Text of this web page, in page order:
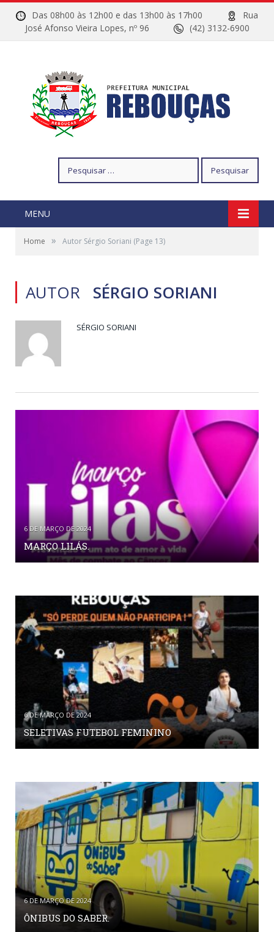
Das 08h00 às 12h00 e das 13h00 às 17h00
Rua
José Afonso Vieira Lopes, nº 96
(42) 3132-6900
por:
MENU
Home » Autor Sérgio Soriani (Page 13)
AUTOR SÉRGIO SORIANI
SÉRGIO SORIANI
6 DE MARÇO DE 2024
MARÇO LILÁS.
6 DE MARÇO DE 2024
SELETIVAS FUTEBOL FEMININO
6 DE MARÇO DE 2024
ÔNIBUS DO SABER.